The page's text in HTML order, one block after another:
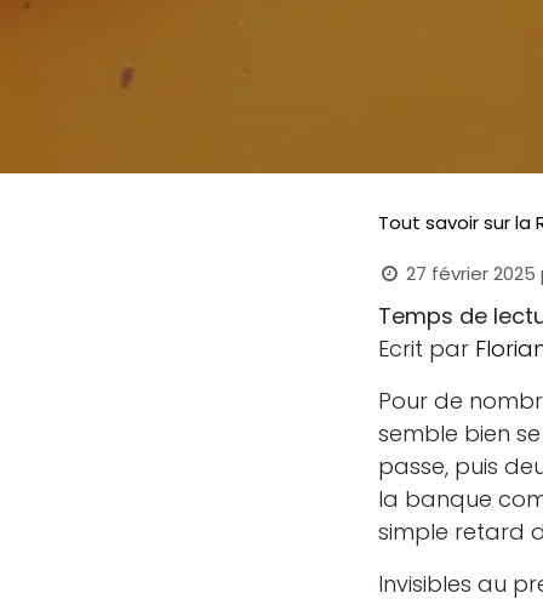
Tout savoir sur la
27 février 2025
Temps de
Ecrit par
Pour de
semble bien
passe, puis
la banque
simple retard
Invisibles au